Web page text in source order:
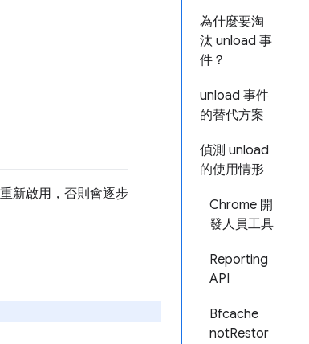
為什麼要淘
汰 unload 事
件？
unload 事件
的替代方案
偵測 unload
的使用情形
Chrome 開
發人員工具
Reporting
API
Bfcache
notRestor
新啟用，否則會逐步